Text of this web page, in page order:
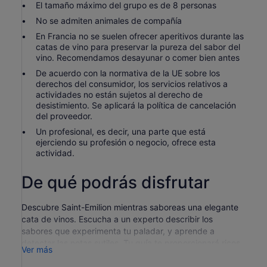
El tamaño máximo del grupo es de 8 personas
No se admiten animales de compañía
En Francia no se suelen ofrecer aperitivos durante las
catas de vino para preservar la pureza del sabor del
vino. Recomendamos desayunar o comer bien antes
De acuerdo con la normativa de la UE sobre los
derechos del consumidor, los servicios relativos a
actividades no están sujetos al derecho de
desistimiento. Se aplicará la política de cancelación
del proveedor.
Un profesional, es decir, una parte que está
ejerciendo su profesión o negocio, ofrece esta
actividad.
De qué podrás disfrutar
Descubre Saint-Emilion mientras saboreas una elegante
cata de vinos. Escucha a un experto describir los
sabores que experimenta tu paladar, y aprende a
relatos sobre la historia y la importancia de esta
Ver más